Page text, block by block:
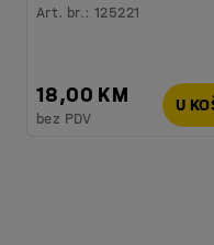
Art. br.:125221
18,00 KM
bez PDV
U